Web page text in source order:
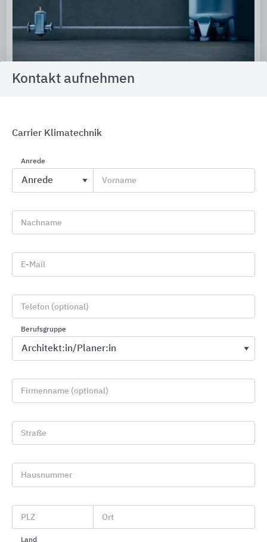
Lüftungssysteme für Wohngebäude
Kontakt aufnehmen
Carrier Klimatechnik
Anrede
Vorname
Nachname
E-Mail
Telefon (optional)
Berufsgruppe
Firmenname (optional)
Straße
Hausnummer
PLZ Ort
Land